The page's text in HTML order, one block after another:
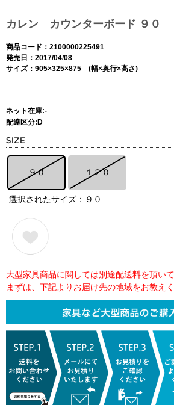
カレン カウンターボード ９０
商品コード：2100000225491
発売日：2017/04/08
サイズ：905×325×875 (幅×奥行×高さ)
ネット在庫:-
配達区分:D
９０ １２０
選択されたサイズ：９０
大型家具商品に関しては別途配送料を頂いて
まずは、下記よりお届け先の地域をお教えく